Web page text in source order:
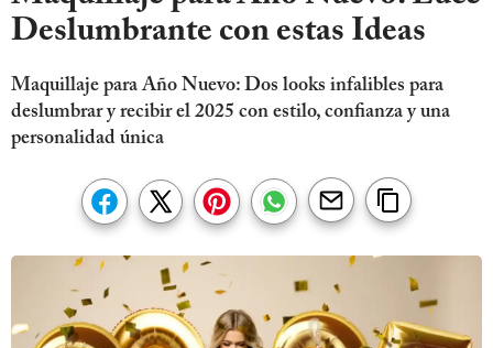
Deslumbrante con estas Ideas
Maquillaje para Año Nuevo: Dos looks infalibles para
deslumbrar y recibir el 2025 con estilo, confianza y una
personalidad única